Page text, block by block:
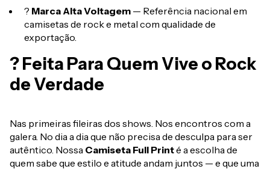
? Marca Alta Voltagem — Referência nacional em
camisetas de rock e metal com qualidade de
exportação.
? Feita Para Quem Vive o Rock
de Verdade
Nas primeiras fileiras dos shows. Nos encontros com a
galera. No dia a dia que não precisa de desculpa para ser
autêntico. Nossa Camiseta Full Printé a escolha de
quem sabe que estilo e atitude andam juntos — e que uma